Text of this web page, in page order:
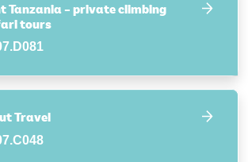
Tanzania – private climbing
tours
Travel